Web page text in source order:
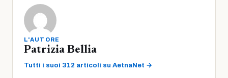
L'AUTORE
Patrizia Bellia
Tutti i suoi 312 articoli su AetnaNet →